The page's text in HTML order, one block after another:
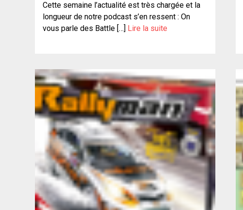
Cette semaine l’actualité est très chargée et la
longueur de notre podcast s’en ressent : On
vous parle des Battle […] Lire la suite